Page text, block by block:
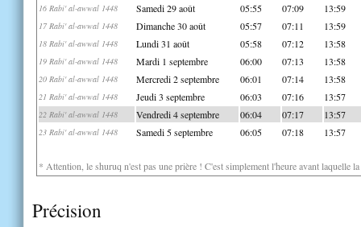
16 Rabi' al-awwal 1448 Samedi 29 août 05:55 07:09 13:59
17 Rabi' al-awwal 1448 Dimanche 30 août 05:57 07:11 13:59
18 Rabi' al-awwal 1448 Lundi 31 août 05:58 07:12 13:58
19 Rabi' al-awwal 1448 Mardi 1 septembre 06:00 07:13 13:58
20 Rabi' al-awwal 1448 Mercredi 2 septembre 06:01 07:14 13:58
21 Rabi' al-awwal 1448 Jeudi 3 septembre 06:03 07:16 13:57
22 Rabi' al-awwal 1448 Vendredi 4 septembre 06:04 07:17 13:57
23 Rabi' al-awwal 1448 Samedi 5 septembre 06:05 07:18 13:57
* Attention, le shuruq n'est pas une prière ! C'est simplement l'heure avant laquelle
Précision